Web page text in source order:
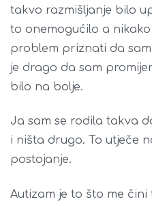
takvo razmišljanje bilo
to onemogućilo a
problem priznati da
je drago da sam
bilo na bolje.
Ja sam se rodila takva
i ništa drugo. To utječe
postojanje.
Autizam je to što me